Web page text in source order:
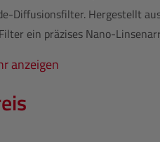
Diffusionsfilter. Hergestellt
ein präzises Nano-
anzeigen